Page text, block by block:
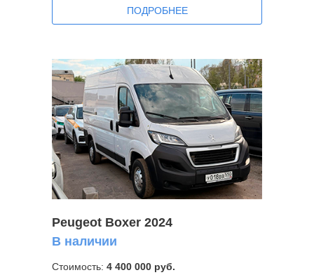
ПОДРОБНЕЕ
Peugeot Boxer 2024
В наличии
Стоимость: 4 400 000 руб.